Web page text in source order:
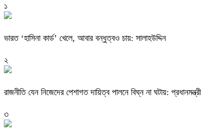
১
ভারত ‘হাসিনা কার্ড’ খেলে, আবার বন্ধুত্বও চায়: সালাহউদ্দিন
২
রাজনীতি যেন নিজেদের পেশাগত দায়িত্ব পালনে বিঘ্ন না ঘটায়: প্রধানমন্ত্রী
৩